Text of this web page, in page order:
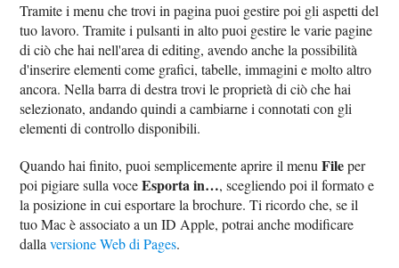
Tramite i menu che trovi in pagina puoi gestire poi gli aspetti del
tuo lavoro. Tramite i pulsanti in alto puoi gestire le varie pagine
di ciò che hai nell'area di editing, avendo anche la possibilità
d'inserire elementi come grafici, tabelle, immagini e molto altro
ancora. Nella barra di destra trovi le proprietà di ciò che hai
selezionato, andando quindi a cambiarne i connotati con gli
elementi di controllo disponibili.
Quando hai finito, puoi semplicemente aprire il menuFileper
poi pigiare sulla voceEsporta in…, scegliendo poi il formato e
la posizione in cui esportare la brochure. Ti ricordo che, se il
tuo Mac è associato a un ID Apple, potrai anche modificare
dallaversione Web di Pages.